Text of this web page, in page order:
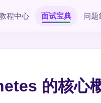
程中心 面试宝典 问题
的核心